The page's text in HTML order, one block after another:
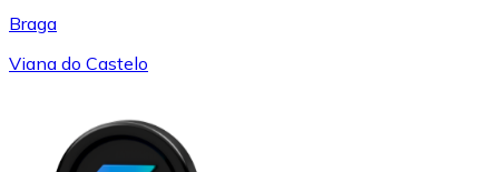
Braga
Viana do Castelo